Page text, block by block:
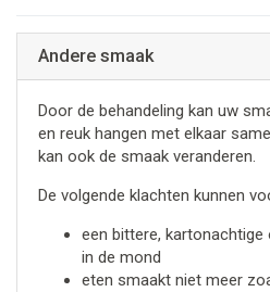
Andere smaak
Door de behandeling kan uw
en reuk hangen met elkaar
kan ook de smaak veranderen.
De volgende klachten kunnen
een bittere,
in de mond
eten smaakt niet meer